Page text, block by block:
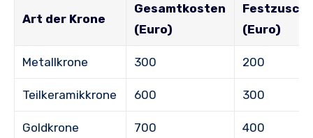
Art der Krone
Gesamtkosten
(Euro)
(Euro)
Metallkrone 300 200
Teilkeramikkrone 600 300
Goldkrone 700 400